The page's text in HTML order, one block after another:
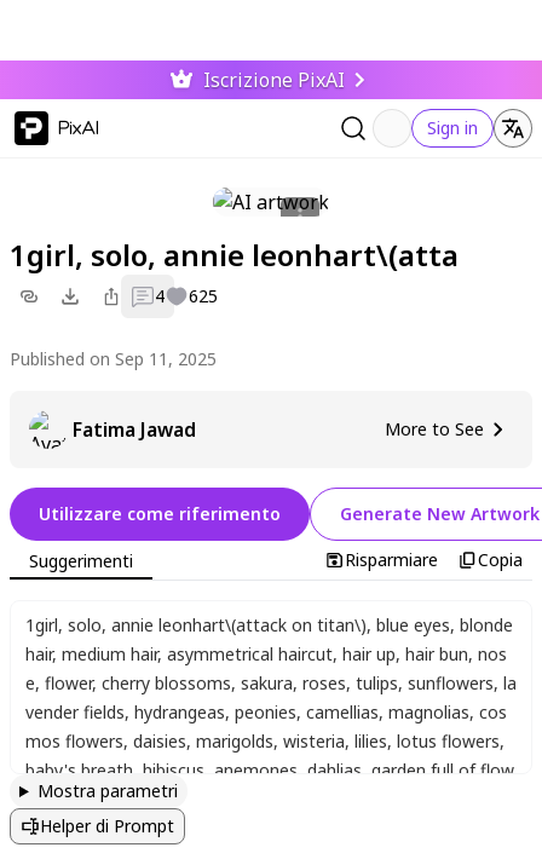
Iscrizione PixAI
PixAI Sign in
1girl, solo, annie leonhart\(atta
4 625
Published on Sep 11, 2025
Fatima Jawad More to See
Utilizzare come riferimento Generate New Artwork
Suggerimenti Risparmiare Copia
1girl, solo, annie leonhart\(attack on titan\), blue eyes, blonde
hair, medium hair, asymmetrical haircut, hair up, hair bun, nos
e, flower, cherry blossoms, sakura, roses, tulips, sunflowers, la
vender fields, hydrangeas, peonies, camellias, magnolias, cos
mos flowers, daisies, marigolds, wisteria, lilies, lotus flowers,
baby's breath hibiscus anemones dahlias garden full of flow
ers, blooming meadow
d, flower field, bouquet of flowers
Mostra parametri
Helper di Prompt